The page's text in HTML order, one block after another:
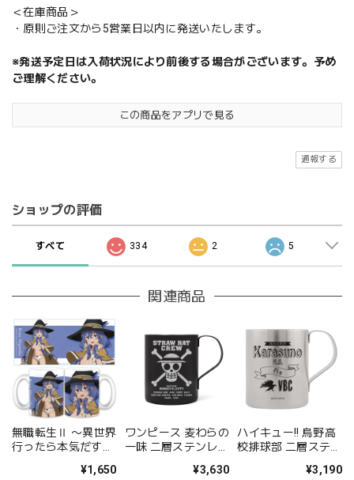
＜在庫商品＞
・原則ご注文から5営業日以内に発送いたします。
※発送予定日は入荷状況により前後する場合がございます。予め
ご理解ください。
この商品をアプリで見る
通報する
ショップの評価
すべて 334 2 5
関連商品
無職転生Ⅱ 〜異世界
行ったら本気だす〜
シー・ミグルディ
¥1,650
ワンピース 麦わらの
一味 二層ステンレス
¥3,630
ハイキュー!! 烏野高
校排球部 二層ステン
¥3,190